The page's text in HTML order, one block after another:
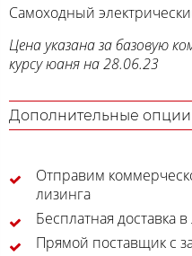
Самоходный
Цена указана за базовую
курсу юаня на 28.06.23
Дополнительные опции
Отправим
лизинга
Бесплатная доставка
Прямой поставщик с